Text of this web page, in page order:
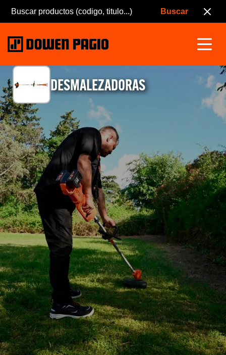
DESMALEZADORAS